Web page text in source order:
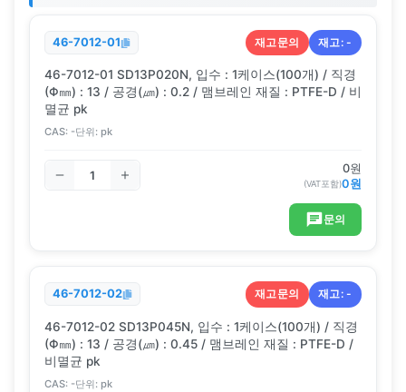
46-7012-01 재고문의 재고:-
46-7012-01 SD13P020N, 입수 : 1케이스(100개) / 직경
(Φ㎜) : 13 / 공경(㎛) : 0.2 / 맴브레인 재질 : PTFE-D / 비
멸균 pk
CAS: -단위: pk
0원
(VAT포함)0원
문의
46-7012-02 재고문의 재고:-
46-7012-02 SD13P045N, 입수 : 1케이스(100개) / 직경
(Φ㎜) : 13 / 공경(㎛) : 0.45 / 맴브레인 재질 : PTFE-D /
비멸균 pk
CAS: -단위: pk